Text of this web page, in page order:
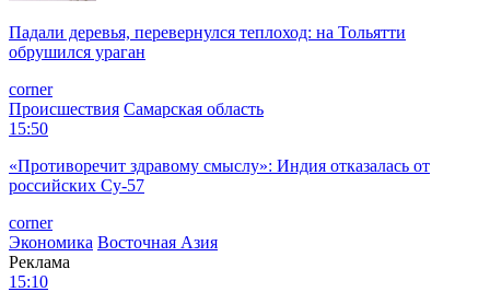
Падали деревья, перевернулся теплоход: на Тольятти
обрушился ураган
corner
Происшествия Самарская область
15:50
«Противоречит здравому смыслу»: Индия отказалась от
российских Су-57
corner
Экономика Восточная Азия
Реклама
15:10